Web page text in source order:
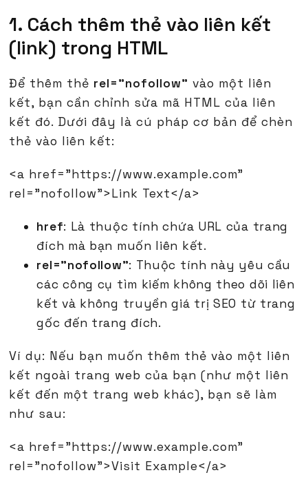
1. Cách thêm thẻ vào liên kết
(link) trong HTML
Để thêm thẻ rel="nofollow" vào một liên
kết, bạn cần chỉnh sửa mã HTML của liên
kết đó. Dưới đây là cú pháp cơ bản để chèn
thẻ vào liên kết:
<a href="https://www.example.com"
rel="nofollow">Link Text</a>
href: Là thuộc tính chứa URL của trang
đích mà bạn muốn liên kết.
rel="nofollow": Thuộc tính này yêu cầu
các công cụ tìm kiếm không theo dõi liên
kết và không truyền giá trị SEO từ trang
gốc đến trang đích.
Ví dụ: Nếu bạn muốn thêm thẻ vào một liên
kết ngoài trang web của bạn (như một liên
kết đến một trang web khác), bạn sẽ làm
như sau:
<a href="https://www.example.com"
rel="nofollow">Visit Example</a>